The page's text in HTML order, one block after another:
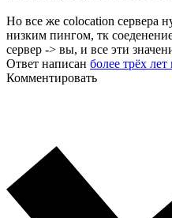
Но все же colocation сервера
низким пингом, тк
сервер -> вы, и все эти
Ответ написан более трёх лет
Комментировать